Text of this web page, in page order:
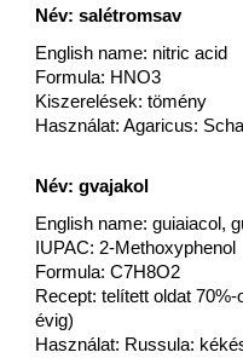
Név: salétromsav
English name: nitric acid
Formula: HNO3
Kiszerelések: tömény
Használat: Agaricus:
Név: gvajakol
English name: guiaiacol,
IUPAC: 2-Methoxyphenol
Formula: C7H8O2
Recept: telített oldat
évig)
Használat: Russula: